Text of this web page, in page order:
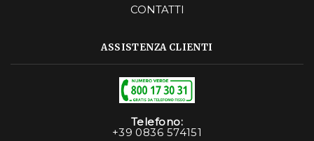
CONTATTI
ASSISTENZA CLIENTI
Telefono:
+39 0836 574151